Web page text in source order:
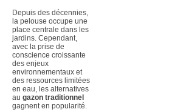
Depuis des décennies,
la pelouse occupe une
place centrale dans les
jardins. Cependant,
avec la prise de
conscience croissante
des enjeux
environnementaux et
des ressources limitées
en eau, les alternatives
au gazon traditionnel
gagnent en popularité.